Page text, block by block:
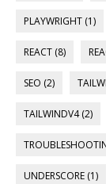
PLAYWRIGHT (1)
REACT (8)
SEO (2)
TAILWINDV4 (2)
UNDERSCORE (1)